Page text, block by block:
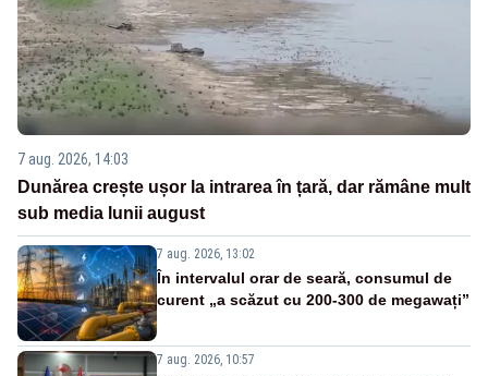
7 aug. 2026, 14:03
Dunărea crește ușor la intrarea în țară, dar rămâne mult
sub media lunii august
7 aug. 2026, 13:02
În intervalul orar de seară, consumul de
curent „a scăzut cu 200-300 de megawați”
7 aug. 2026, 10:57